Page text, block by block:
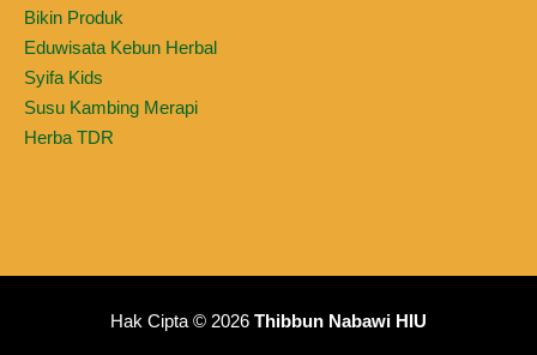
Bikin Produk
Eduwisata Kebun Herbal
Syifa Kids
Susu Kambing Merapi
Herba TDR
Hak Cipta © 2026 Thibbun Nabawi HIU